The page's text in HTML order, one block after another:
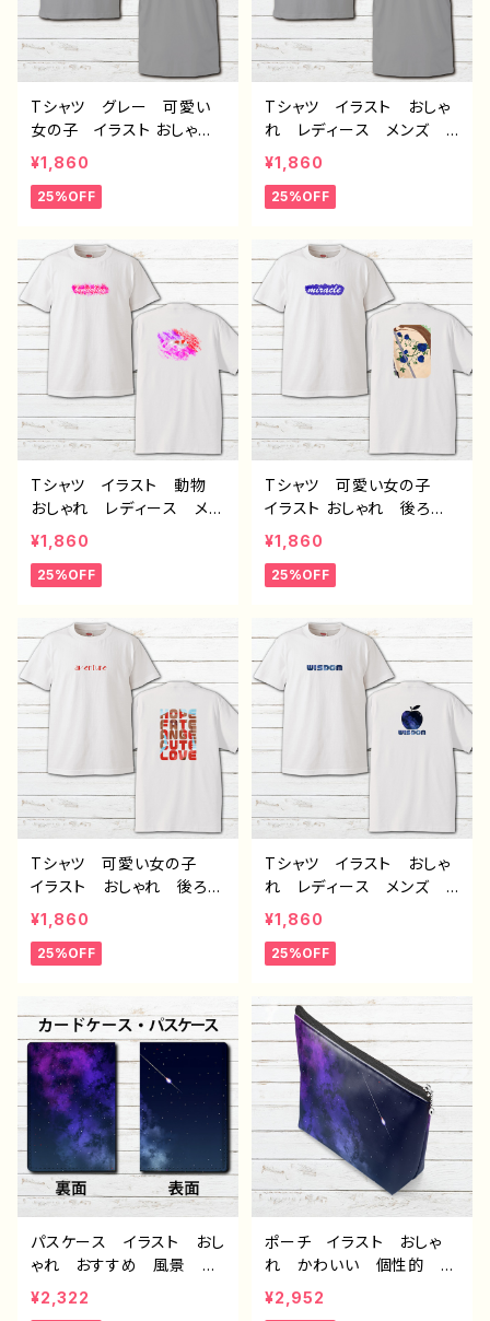
Tシャツ グレー 可愛い
女の子 イラスト おしゃ
れ 後ろ姿 レディース
メンズ セクシー 個性
的 おすすめ 人気 イラ
シャツ デザイン コラ
ボ オリジナル デザイ
ン グッズ タイトル：mira
cle カラーグレー 作：ん
ごミック C-3
¥1,860
25%OFF
Tシャツ イラスト おしゃ
れ レディース メンズ
かわいい シンプル 林
檎 イラストレーター 絵
師 クリエイター デザイ
デザイン グッズ 個性
的 おすすめ イラストレ
ーター 絵師 クリエイタ
ー オリジナル デザイ
ン グッズ 半袖シャツ
タイトル：wisdom カラー
グレー 作：んご C-3
¥1,860
25%OFF
Tシャツ イラスト 動物
おしゃれ レディース メン
ズ 白 金魚 和風 かっ
こいい 個性的 おすす
め イラストレーター 絵
ン コラボ オリジナル
デザイン グッズ タイト
ル：妖しいアナタ 作：んご
ミック C-3
¥1,860
25%OFF
Tシャツ 可愛い女の子
イラスト おしゃれ 後ろ
姿 レディース メンズ
白 綺麗 セクシー 個性
的 おすすめ イラストレ
ツ デザイン コラボ オ
リジナル デザイン グッ
ズ タイトル：miracle 作：
んごミック C-3
¥1,860
25%OFF
Tシャツ 可愛い女の子
イラスト おしゃれ 後ろ
姿 レディース メンズ
綺麗 セクシー 白 個性
的 おすすめ イラストレ
リジナル デザイン グッ
ズ 半袖シャツ タイトル：
アバンチュール 作：んごミ
ック C-3
¥1,860
25%OFF
Tシャツ イラスト おしゃ
れ レディース メンズ
かわいい シンプル 林
檎 個性的 おすすめ イ
ラストレーター 絵師 ク
ボ オリジナル デザイ
ン グッズ 半袖シャツ
タイトル：wisdom 作：ん
ご C-3
¥1,860
25%OFF
パスケース イラスト おし
ゃれ おすすめ 風景 綺
麗 美しい 景色 メン
ズ レディース 人気 個
¥2,322
ポーチ イラスト おしゃ
れ かわいい 個性的 ク
リエイター 風景 綺麗
美しい 景色 メイクポー
¥2,952